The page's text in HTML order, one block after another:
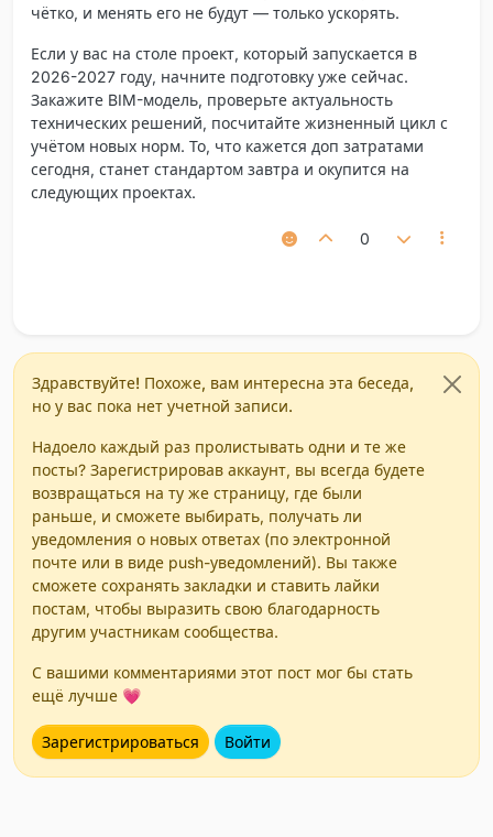
чётко, и менять его не будут — только ускорять.
Если у вас на столе проект, который запускается в
2026-2027 году, начните подготовку уже сейчас.
Закажите BIM-модель, проверьте актуальность
технических решений, посчитайте жизненный цикл с
учётом новых норм. То, что кажется доп затратами
сегодня, станет стандартом завтра и окупится на
следующих проектах.
0
Здравствуйте! Похоже, вам интересна эта беседа,
но у вас пока нет учетной записи.
Надоело каждый раз пролистывать одни и те же
посты? Зарегистрировав аккаунт, вы всегда будете
возвращаться на ту же страницу, где были
раньше, и сможете выбирать, получать ли
уведомления о новых ответах (по электронной
почте или в виде push-уведомлений). Вы также
сможете сохранять закладки и ставить лайки
постам, чтобы выразить свою благодарность
другим участникам сообщества.
С вашими комментариями этот пост мог бы стать
ещё лучше 💗
Зарегистрироваться Войти